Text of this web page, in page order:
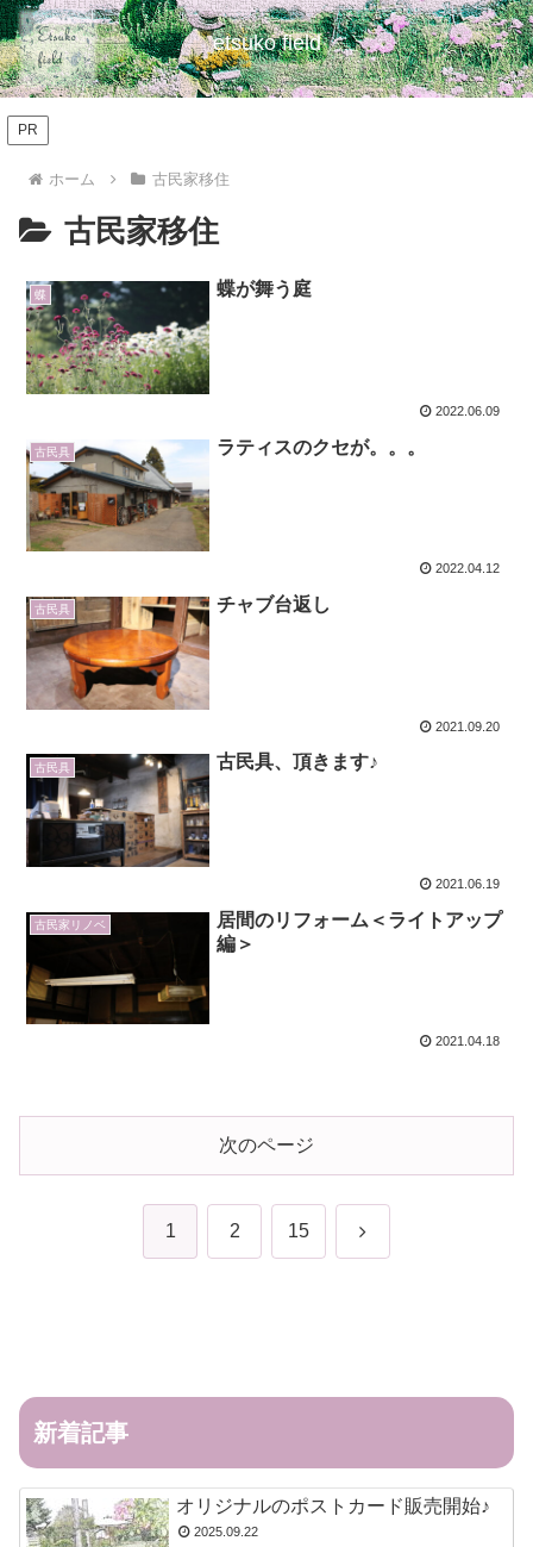
etsuko field
PR
ホーム 古民家移住
古民家移住
蝶 蝶が舞う庭
2022.06.09
古民具 ラティスのクセが。。。
2022.04.12
古民具 チャブ台返し
2021.09.20
古民具 古民具、頂きます♪
2021.06.19
古民家リノベ
居間のリフォーム＜ライトアップ
編＞
2021.04.18
次のページ
1 2 15 次
新着記事
オリジナルのポストカード販売開始♪
2025.09.22